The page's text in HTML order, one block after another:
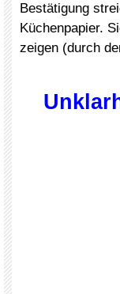
Bestätigung
Küchenpapier.
zeigen (durch